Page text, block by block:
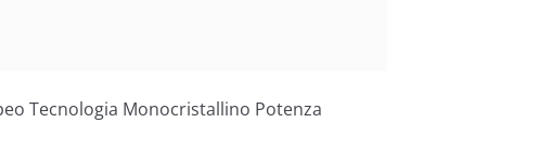
Tecnologia Monocristallino Potenza